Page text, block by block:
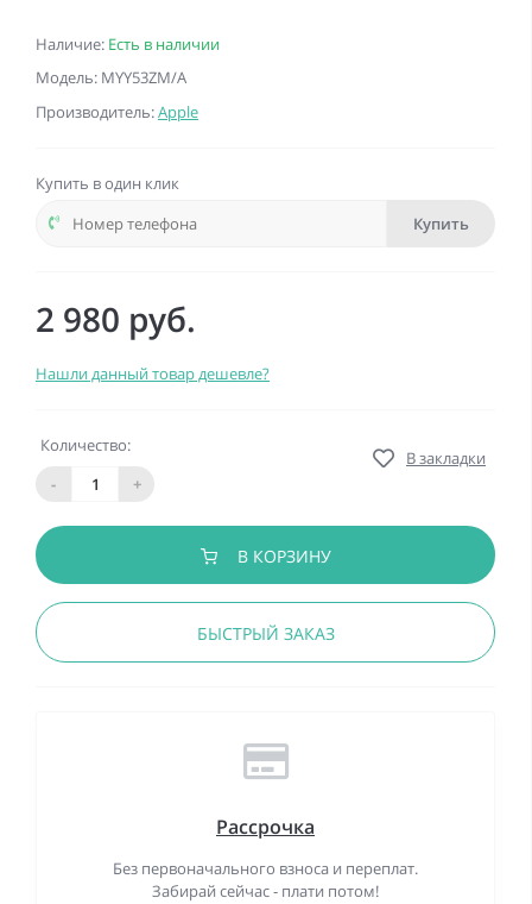
Наличие: Есть в наличии
Модель: MYY53ZM/A
Производитель:Apple
Купить в один клик
Купить
2 980 руб.
Нашли данный товар дешевле?
Количество:
-
+
В закладки
В КОРЗИНУ
БЫСТРЫЙ ЗАКАЗ
Рассрочка
Без первоначального взноса и переплат.
Забирай сейчас - плати потом!